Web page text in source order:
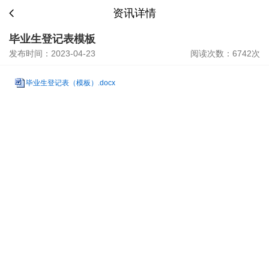
资讯详情
毕业生登记表模板
发布时间：2023-04-23 阅读次数：6742次
毕业生登记表（模板）.docx